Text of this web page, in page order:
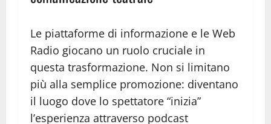
Le piattaforme di informazione e le Web
Radio giocano un ruolo cruciale in
questa trasformazione. Non si limitano
più alla semplice promozione: diventano
il luogo dove lo spettatore “inizia”
l’esperienza attraverso podcast